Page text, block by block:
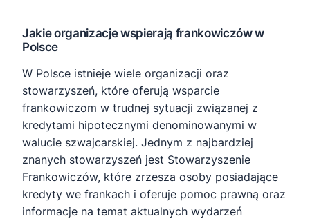
Jakie organizacje wspierają frankowiczów w
Polsce
W Polsce istnieje wiele organizacji oraz
stowarzyszeń, które oferują wsparcie
frankowiczom w trudnej sytuacji związanej z
kredytami hipotecznymi denominowanymi w
walucie szwajcarskiej. Jednym z najbardziej
znanych stowarzyszeń jest Stowarzyszenie
Frankowiczów, które zrzesza osoby posiadające
kredyty we frankach i oferuje pomoc prawną oraz
informacje na temat aktualnych wydarzeń